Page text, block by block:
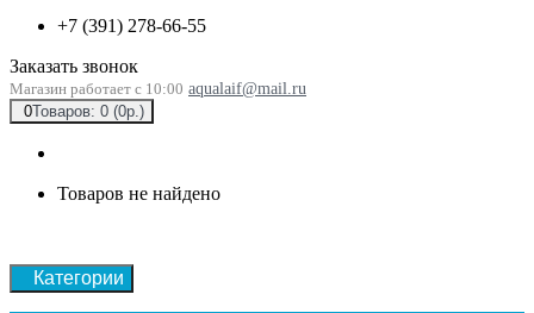
+7 (391) 278-66-55
Заказать звонок
Магазин работает с 10:00 aqualaif@mail.ru
0Товаров: 0 (0р.)
Товаров не найдено
Категории